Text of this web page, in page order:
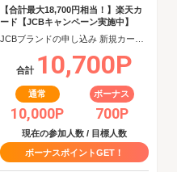
【合計最大18,700円相当！】楽天カ
ード【JCBキャンペーン実施中】
合計 10,700P
通常
10,000P
ボーナス
700P
現在の参加人数 / 目標人数
ボーナスポイントGET！